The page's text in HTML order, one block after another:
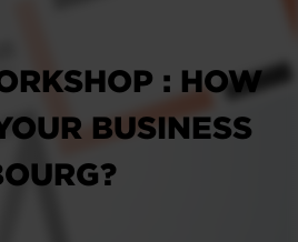
: HOW
BUSINESS